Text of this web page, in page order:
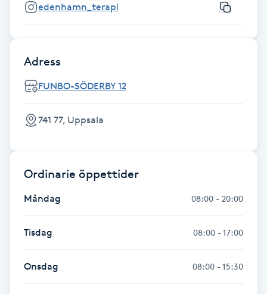
Hollywood Peel
Hot Stone Massage
Hot yoga
Huduppstramning
Hudvård
Hyaluronsyra
edenhamn_terapi
Adress
FUNBO-SÖDERBY 12
741 77, Uppsala
Ordinarie öppettider
Måndag 08:00 - 20:00
Tisdag 08:00 - 17:00
Onsdag 08:00 - 15:30